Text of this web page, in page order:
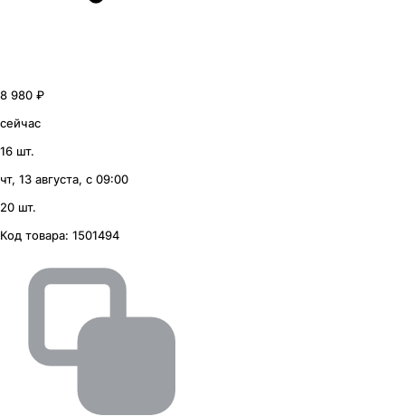
8 980 ₽
сейчас
16 шт.
чт, 13 августа, с 09:00
20 шт.
Код товара: 1501494